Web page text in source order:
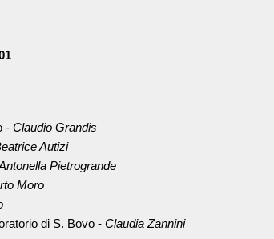
- Claudio Grandis
Autizi
Pietrogrande
Moro
di S. Bovo - Claudia Zannini